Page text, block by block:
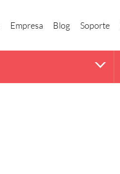
Empresa Blog Soporte